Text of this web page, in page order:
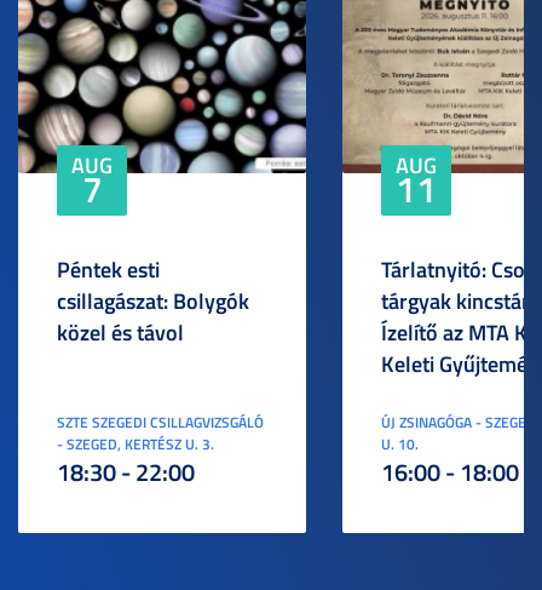
AUG
7
Péntek esti
csillagászat: Bolygók
közel és távol
SZTE SZEGEDI CSILLAGVIZSGÁLÓ
- SZEGED, KERTÉSZ U. 3.
18:30 - 22:00
AUG
11
Tárlatnyitó:
tárgyak
Ízelítő az MTA
Keleti
ÚJ ZSINAGÓGA -
U. 10.
16:00 - 18:00